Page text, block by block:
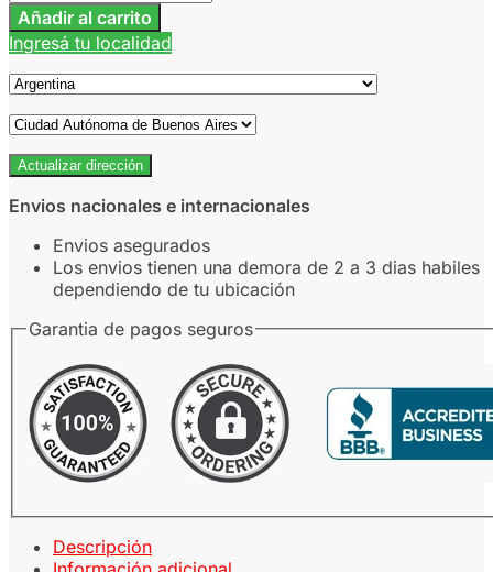
Añadir al carrito
Ingresá tu localidad
Actualizar dirección
Envios nacionales e internacionales
Envios asegurados
Los envios tienen una demora de 2 a 3 dias habiles
dependiendo de tu ubicación
Garantia de pagos seguros
Descripción